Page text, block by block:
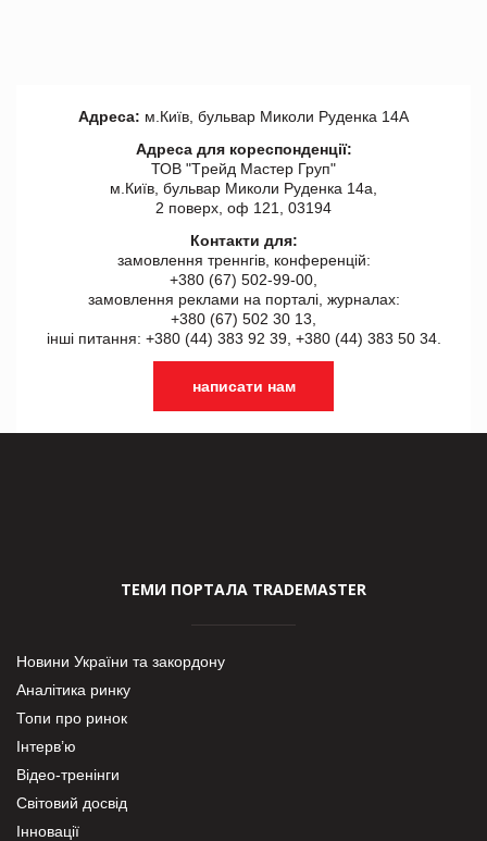
Адреса: м.Київ, бульвар Миколи Руденка 14А
Адреса для кореспонденції:
ТОВ "Tрейд Мастер Груп"
м.Київ, бульвар Миколи Руденка 14а,
2 поверх, оф 121, 03194
Контакти для:
замовлення треннгів, конференцій:
+380 (67) 502-99-00,
замовлення реклами на порталі, журналах:
+380 (67) 502 30 13,
інші питання: +380 (44) 383 92 39, +380 (44) 383 50 34.
написати нам
ТЕМИ ПОРТАЛА TRADEMASTER
Новини України та закордону
Аналітика ринку
Топи про ринок
Інтерв’ю
Відео-тренінги
Світовий досвід
Інновації